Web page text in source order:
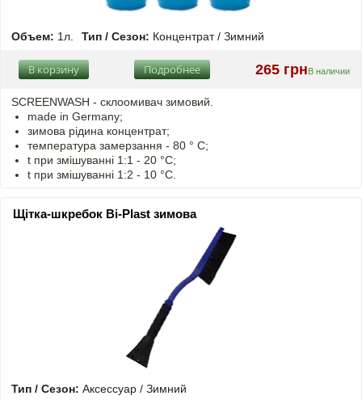
Объем: 1л. Тип / Сезон: Концентрат / Зимний
265 грнВ наличии
Подробнее
В корзину
SCREENWASH - cклоомивач зимовий.
made in Germany;
зимова рідина концентрат;
температура замерзання - 80 ° C;
t при змішуванні 1:1 - 20 °C;
t при змішуванні 1:2 - 10 °C.
Щітка-шкребок Bi-Plast зимова
Тип / Сезон: Аксессуар / Зимний